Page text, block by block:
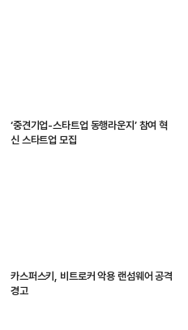
‘중견기업-스타트업 동행라운지’ 참여 혁
신 스타트업 모집
카스퍼스키, 비트로커 악용 랜섬웨어 공격
경고